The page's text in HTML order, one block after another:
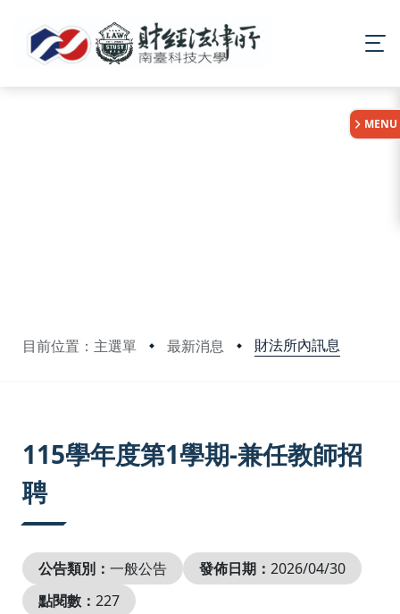
目前位置：主選單 最新消息 財法所內訊息
MENU
115學年度第1學期-兼任教師招
聘
公告類別： 一般公告 發佈日期： 2026/04/30
點閱數： 227